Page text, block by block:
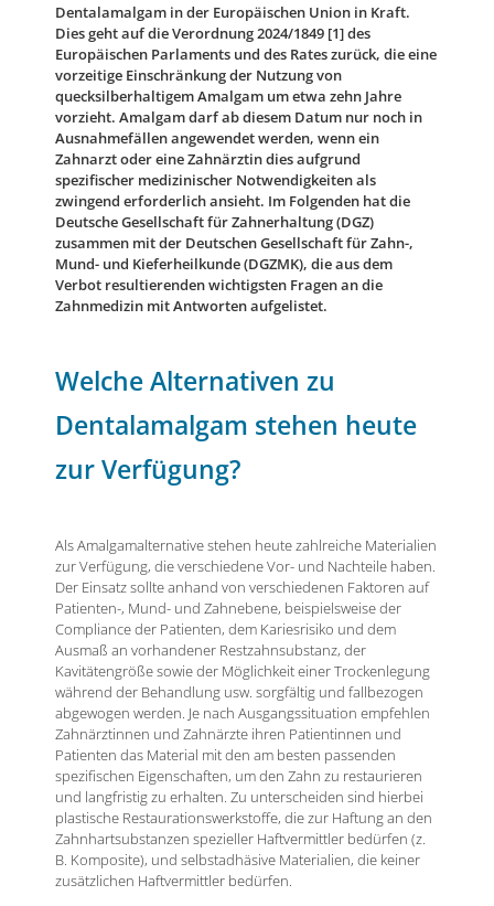
Dentalamalgam in der Europäischen Union in Kraft.
Dies geht auf die Verordnung 2024/1849 [1] des
Europäischen Parlaments und des Rates zurück, die eine
vorzeitige Einschränkung der Nutzung von
quecksilberhaltigem Amalgam um etwa zehn Jahre
vorzieht. Amalgam darf ab diesem Datum nur noch in
Ausnahmefällen angewendet werden, wenn ein
Zahnarzt oder eine Zahnärztin dies aufgrund
spezifischer medizinischer Notwendigkeiten als
zwingend erforderlich ansieht. Im Folgenden hat die
Deutsche Gesellschaft für Zahnerhaltung (DGZ)
zusammen mit der Deutschen Gesellschaft für Zahn-,
Mund- und Kieferheilkunde (DGZMK), die aus dem
Verbot resultierenden wichtigsten Fragen an die
Zahnmedizin mit Antworten aufgelistet.
Welche Alternativen zu
Dentalamalgam stehen heute
zur Verfügung?
Als Amalgamalternative stehen heute zahlreiche Materialien
zur Verfügung, die verschiedene Vor- und Nachteile haben.
Der Einsatz sollte anhand von verschiedenen Faktoren auf
Patienten-, Mund- und Zahnebene, beispielsweise der
Compliance der Patienten, dem Kariesrisiko und dem
Ausmaß an vorhandener Restzahnsubstanz, der
Kavitätengröße sowie der Möglichkeit einer Trockenlegung
während der Behandlung usw. sorgfältig und fallbezogen
abgewogen werden. Je nach Ausgangssituation empfehlen
Zahnärztinnen und Zahnärzte ihren Patientinnen und
Patienten das Material mit den am besten passenden
spezifischen Eigenschaften, um den Zahn zu restaurieren
und langfristig zu erhalten. Zu unterscheiden sind hierbei
plastische Restaurationswerkstoffe, die zur Haftung an den
Zahnhartsubstanzen spezieller Haftvermittler bedürfen (z.
B. Komposite), und selbstadhäsive Materialien, die keiner
zusätzlichen Haftvermittler bedürfen.